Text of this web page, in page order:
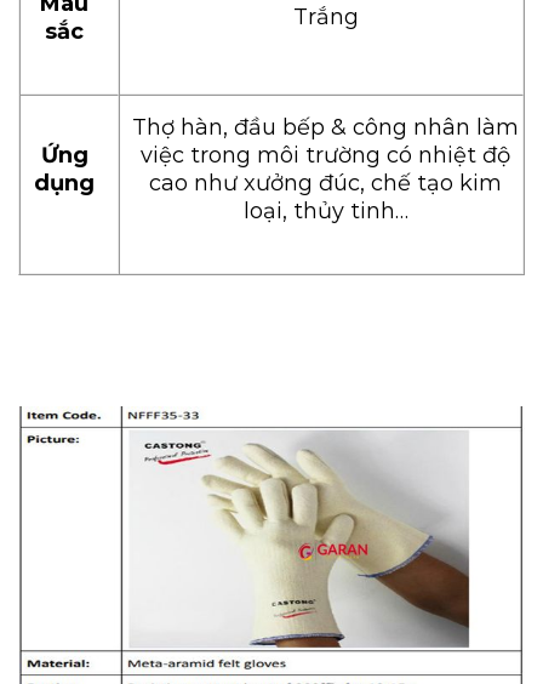
sắc
Trắng
Ứng
dụng
Thợ hàn, đầu bếp & công nhân làm
việc trong môi trường có nhiệt độ
cao như xưởng đúc, chế tạo kim
loại, thủy tinh…